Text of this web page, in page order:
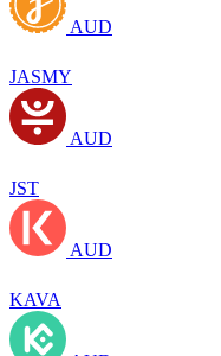
AUD
JASMY
AUD
JST
AUD
KAVA